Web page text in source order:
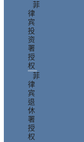
菲
律
宾
投
资
署
授
权
菲
律
宾
退
休
署
授
权